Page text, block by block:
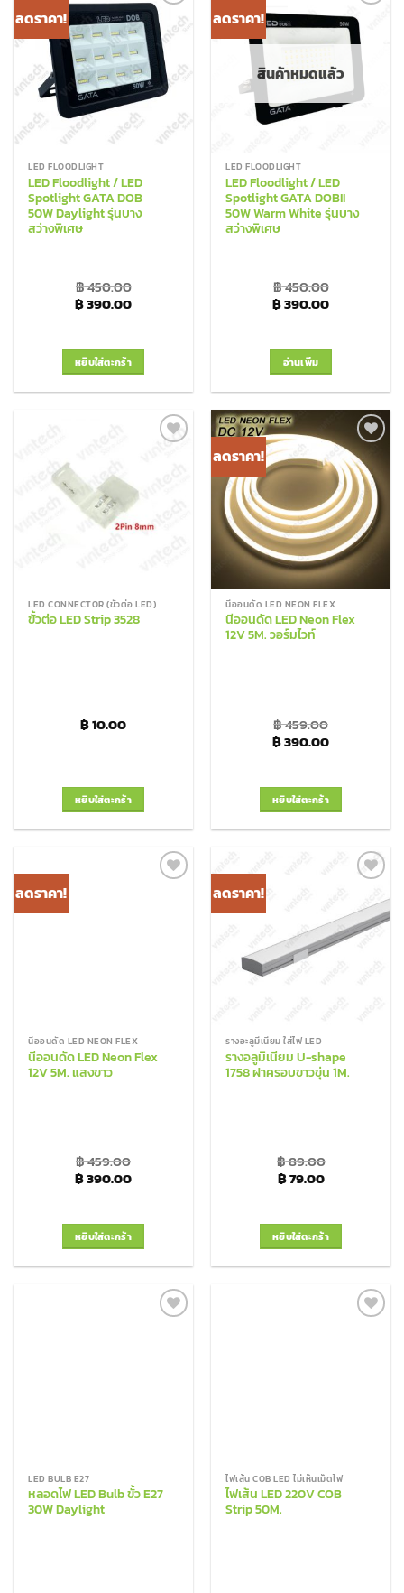
variants.
The
options
may
be
chosen
on
product
page
variants.
The
options
may
be
chosen
product
page
ลดราคา! Add to
Wishlist
LED FLOODLIGHT
LED Floodlight / LED
Spotlight GATA DOB
50W Daylight รุ่นบาง
สว่างพิเศษ
฿450.00
Original price was: ฿ 450.00.
฿390.00Current price is: ฿ 390.00.
หยิบใส่ตะกร้า
ลดราคา! Add to
Wishlist
สินค้าหมดแล้ว
LED FLOODLIGHT
LED Floodlight / LED
Spotlight GATA DOBII
50W Warm White รุ่นบาง
สว่างพิเศษ
฿450.00
Original price was:
฿390.00Current
อ่านเพิ่ม
LED CONNECTOR (ขั้วต่อ LED)
ขั้วต่อ LED Strip 3528
฿10.00
หยิบใส่ตะกร้า
ลดราคา! Add to
Wishlist
นีออนดัด LED NEON FLEX
นีออนดัด LED Neon Flex
12V 5M. วอร์มไวท์
฿459.00
Original price was: ฿
฿390.00Current
หยิบใส่ตะกร้า
ลดราคา!
นีออนดัด LED NEON FLEX
นีออนดัด LED Neon Flex
12V 5M. แสงขาว
฿459.00
Original price was: ฿ 459.00.
฿390.00Current price is: ฿ 390.00.
หยิบใส่ตะกร้า
ลดราคา!
Wishlist
รางอะลูมีเนียม ใส่ไฟ LED
รางอลูมิเนียม U-shape
1758 ฝาครอบขาวขุ่น 1M.
฿89.00
Original price was:
฿79.00Current
หยิบใส่ตะกร้า
LED BULB E27
หลอดไฟ LED Bulb ขั้ว E27
30W Daylight
ไฟเส้น COB LED ไม่เห็นเม็ดไฟ
ไฟเส้น LED 220V COB
Strip 50M.